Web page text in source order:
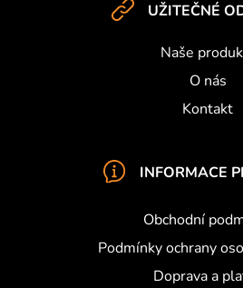
ý
i
s
UŽITEČNÉ
Naše
O nás
Kontakt
INFORMACE
Obchodní
Podmínky ochrany
Doprava a